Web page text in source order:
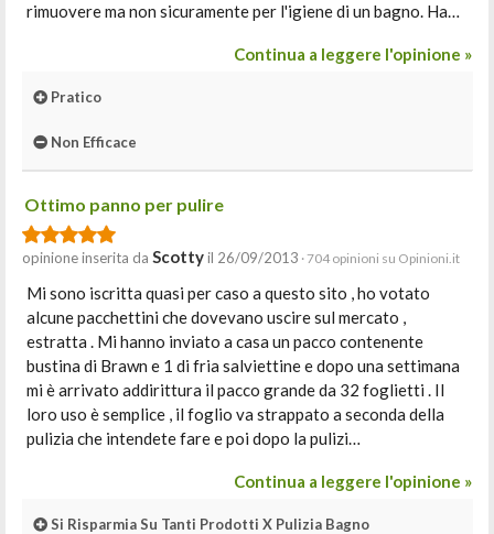
rimuovere ma non sicuramente per l'igiene di un bagno. Ha…
Continua a leggere l'opinione »
Pratico
Non Efficace
Ottimo panno per pulire
opinione inserita da Scottyil 26/09/2013 · 704 opinioni su Opinioni.it
Mi sono iscritta quasi per caso a questo sito , ho votato
alcune pacchettini che dovevano uscire sul mercato ,
estratta . Mi hanno inviato a casa un pacco contenente
bustina di Brawn e 1 di fria salviettine e dopo una settimana
mi è arrivato addirittura il pacco grande da 32 foglietti . Il
loro uso è semplice , il foglio va strappato a seconda della
pulizia che intendete fare e poi dopo la pulizi…
Continua a leggere l'opinione »
Si Risparmia Su Tanti Prodotti X Pulizia Bagno